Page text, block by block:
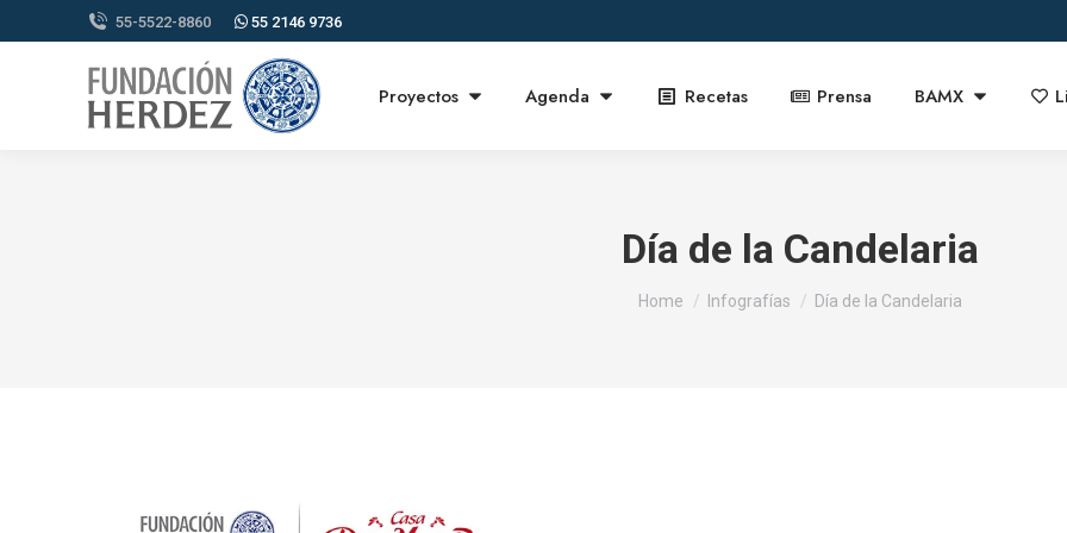
55-5522-8860 55 2146 9736
Proyectos Agenda Recetas Prensa BAMX
Día de la Candelaria
You are here:
Home Infografías Día de la Candelaria